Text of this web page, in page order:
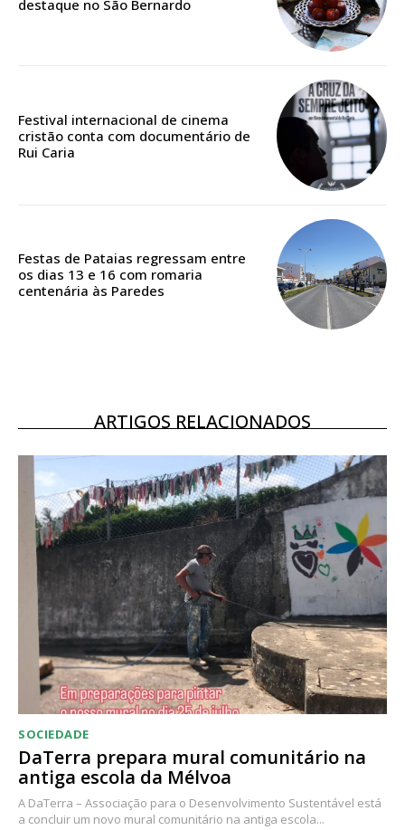
Acesso aos conteúdos Exclusivos para
assinantes
destaque no São Bernardo
Festival internacional de cinema
cristão conta com documentário de
Rui Caria
Festas de Pataias regressam entre
os dias 13 e 16 com romaria
centenária às Paredes
ARTIGOS RELACIONADOS
SOCIEDADE
DaTerra prepara mural comunitário na
antiga escola da Mélvoa
A DaTerra – Associação para o Desenvolvimento Sustentável está
a concluir um novo mural comunitário na antiga escola...